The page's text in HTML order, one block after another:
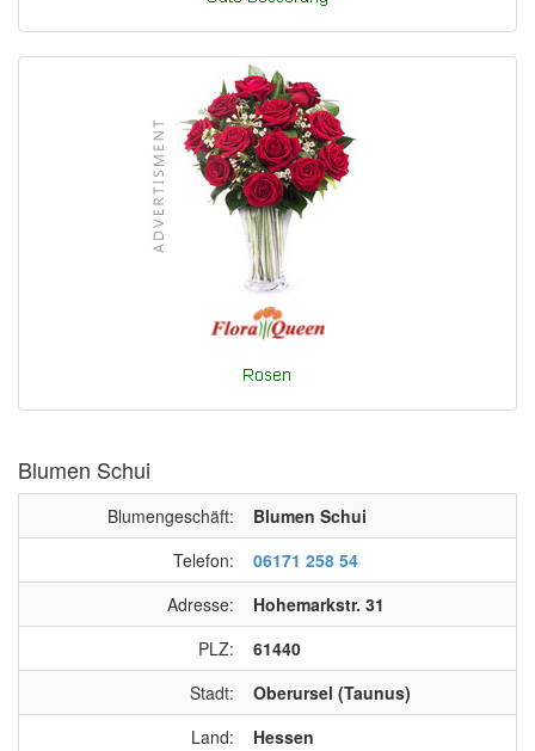
Blumen Schui
Blumengeschäft:
Blumen Schui
Telefon:
06171 258 54
Adresse:
Hohemarkstr. 31
PLZ:
61440
Stadt:
Oberursel (Taunus)
Land:
Hessen